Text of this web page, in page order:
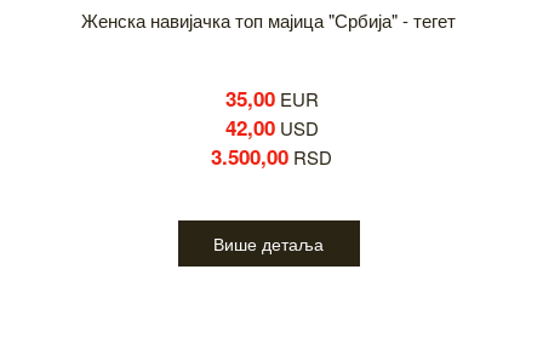
Женска навијачка топ мајица "Србија" - тегет
35,00EUR
42,00USD
3.500,00 RSD
Више детаља